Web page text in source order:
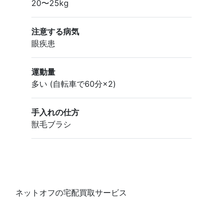
20〜25kg
注意する病気
眼疾患
運動量
多い (自転車で60分×2)
手入れの仕方
獣毛ブラシ
ネットオフの宅配買取サービス